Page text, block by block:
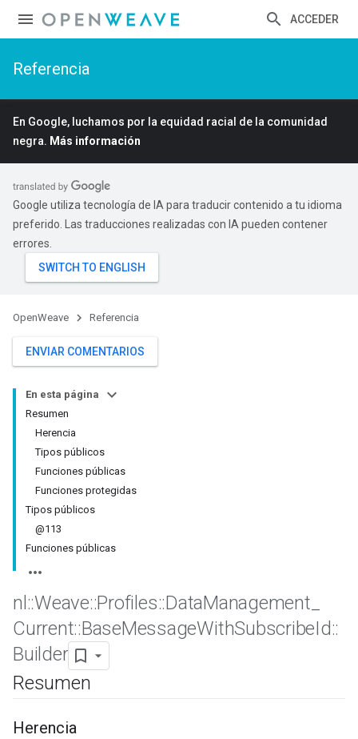
ACCEDER
Referencia
En Google, luchamos por la equidad racial de la comunidad
negra. Más información
Google utiliza tecnología de IA para traducir contenido a tu idioma
preferido. Las traducciones realizadas con IA pueden contener
errores.
OpenWeave Referencia
ENVIAR COMENTARIOS
En esta página
Resumen
Herencia
Tipos públicos
Funciones públicas
Funciones protegidas
Tipos públicos
@113
Funciones públicas
nl ::Weave::Profiles::DataManagement
Current::BaseMessageWithSubscribeId::
Builder
Resumen
Herencia